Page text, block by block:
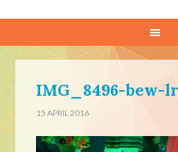
IMG_8496-bew-lr
15 APRIL 2016